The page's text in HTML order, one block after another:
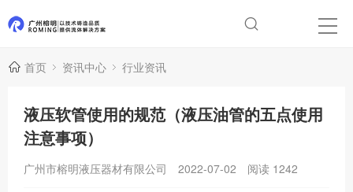
首页 资讯中心 行业资讯
液压软管使用的规范（液压油管的五点使用
注意事项）
广州市榕明液压器材有限公司 2022-07-02 阅读 1242